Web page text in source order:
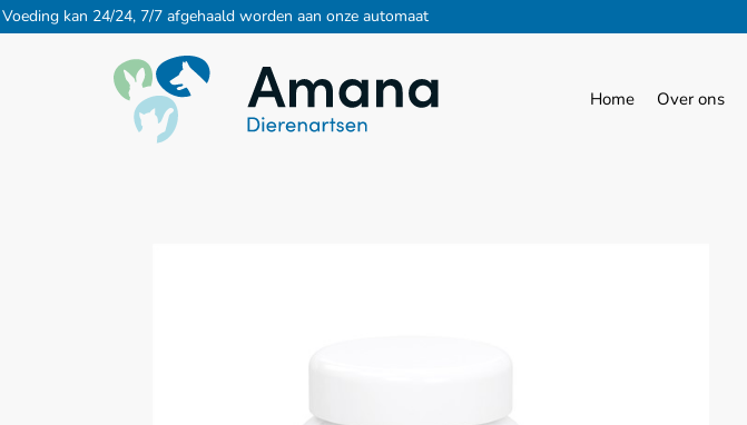
Voeding kan 24/24, 7/7 afgehaald worden aan onze automaat
Home Over ons